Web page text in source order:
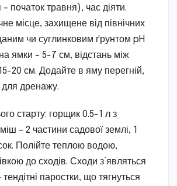
– початок травня), час діяти.
місце, захищене від північних
чи суглинковим ґрунтом pH
ямки – 5-7 см, відстань між
20 см. Додайте в яму перегній,
дренажу.
старту: горщик 0.5-1 л з
– 2 частини садової землі, 1
Полійте теплою водою,
до сходів. Сходи з’являться
паростки, що тягнуться